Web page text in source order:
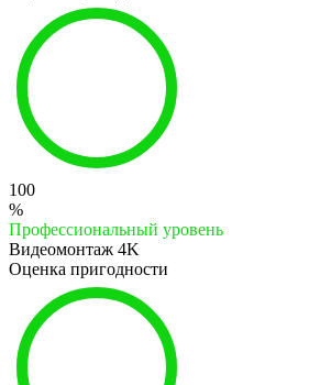
100
%
Профессиональный уровень
Видеомонтаж 4K
Оценка пригодности